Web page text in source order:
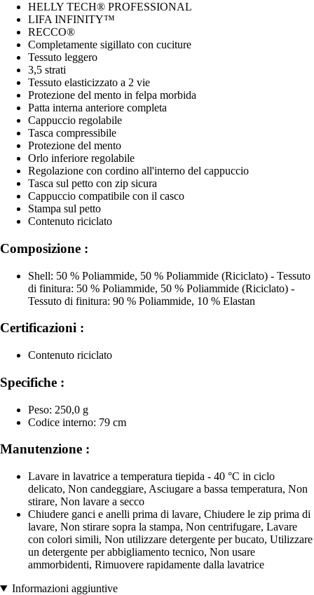
HELLY TECH® PROFESSIONAL
LIFA INFINITY™
RECCO®
Completamente sigillato con cuciture
Tessuto leggero
3,5 strati
Tessuto elasticizzato a 2 vie
Protezione del mento in felpa morbida
Patta interna anteriore completa
Cappuccio regolabile
Tasca compressibile
Protezione del mento
Orlo inferiore regolabile
Regolazione con cordino all'interno del cappuccio
Tasca sul petto con zip sicura
Cappuccio compatibile con il casco
Stampa sul petto
Contenuto riciclato
Composizione :
Shell: 50 % Poliammide, 50 % Poliammide (Riciclato) - Tessuto
di finitura: 50 % Poliammide, 50 % Poliammide (Riciclato) -
Tessuto di finitura: 90 % Poliammide, 10 % Elastan
Certificazioni :
Contenuto riciclato
Specifiche :
Peso: 250,0 g
Codice interno: 79 cm
Manutenzione :
Lavare in lavatrice a temperatura tiepida - 40 °C in ciclo
delicato, Non candeggiare, Asciugare a bassa temperatura, Non
stirare, Non lavare a secco
Chiudere ganci e anelli prima di lavare, Chiudere le zip prima di
lavare, Non stirare sopra la stampa, Non centrifugare, Lavare
con colori simili, Non utilizzare detergente per bucato, Utilizzare
un detergente per abbigliamento tecnico, Non usare
ammorbidenti, Rimuovere rapidamente dalla lavatrice
Informazioni aggiuntive